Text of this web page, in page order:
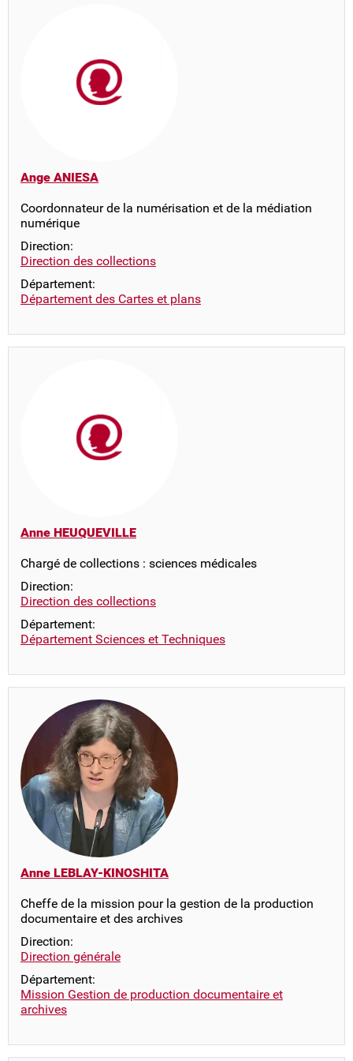
Ange ANIESA
Coordonnateur de la numérisation et de la médiation
numérique
Direction:
Direction des collections
Département:
Département des Cartes et plans
Anne HEUQUEVILLE
Chargé de collections : sciences médicales
Direction:
Direction des collections
Département:
Département Sciences et Techniques
Anne LEBLAY-KINOSHITA
Cheffe de la mission pour la gestion de la production
documentaire et des archives
Direction:
Direction générale
Département:
Mission Gestion de production documentaire et
archives